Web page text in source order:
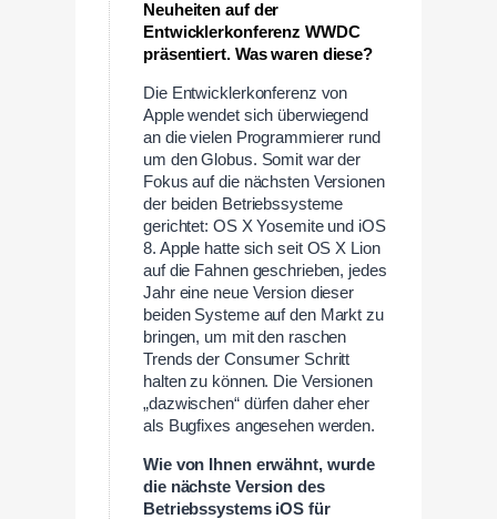
Neuheiten auf der
Entwicklerkonferenz WWDC
präsentiert. Was waren diese?
Die Entwicklerkonferenz von
Apple wendet sich überwiegend
an die vielen Programmierer rund
um den Globus. Somit war der
Fokus auf die nächsten Versionen
der beiden Betriebssysteme
gerichtet: OS X Yosemite und iOS
8. Apple hatte sich seit OS X Lion
auf die Fahnen geschrieben, jedes
Jahr eine neue Version dieser
beiden Systeme auf den Markt zu
bringen, um mit den raschen
Trends der Consumer Schritt
halten zu können. Die Versionen
„dazwischen“ dürfen daher eher
als Bugfixes angesehen werden.
Wie von Ihnen erwähnt, wurde
die nächste Version des
Betriebssystems iOS für